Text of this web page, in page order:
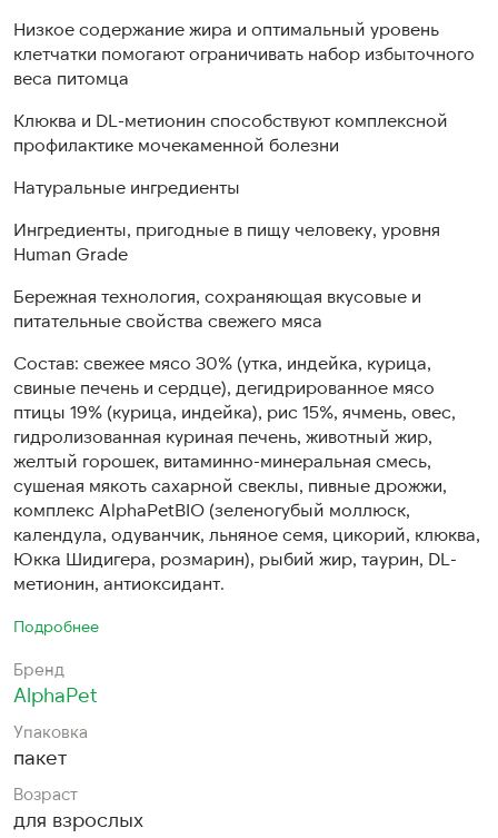
Низкое содержание жира и оптимальный уровень
клетчатки помогают ограничивать набор избыточного
веса питомца
Клюква и DL-метионин способствуют комплексной
профилактике мочекаменной болезни
Натуральные ингредиенты
Ингредиенты, пригодные в пищу человеку, уровня
Human Grade
Бережная технология, сохраняющая вкусовые и
питательные свойства свежего мяса
Состав: свежее мясо 30% (утка, индейка, курица,
свиные печень и сердце), дегидрированное мясо
птицы 19% (курица, индейка), рис 15%, ячмень, овес,
гидролизованная куриная печень, животный жир,
желтый горошек, витаминно-минеральная смесь,
сушеная мякоть сахарной свеклы, пивные дрожжи,
комплекс AlphaPetBIO (зеленогубый моллюск,
календула, одуванчик, льняное семя, цикорий, клюква,
Юкка Шидигера, розмарин), рыбий жир, таурин, DL-
метионин, антиоксидант.
Подробнее
Бренд
AlphaPet
Упаковка
пакет
Возраст
для взрослых